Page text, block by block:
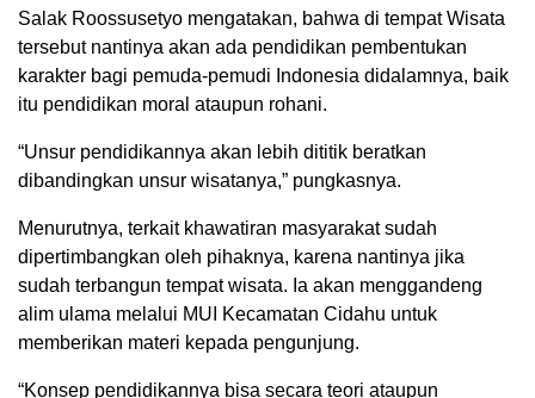
Salak Roossusetyo mengatakan, bahwa di tempat Wisata
tersebut nantinya akan ada pendidikan pembentukan
karakter bagi pemuda-pemudi Indonesia didalamnya, baik
itu pendidikan moral ataupun rohani.
“Unsur pendidikannya akan lebih dititik beratkan
dibandingkan unsur wisatanya,” pungkasnya.
Menurutnya, terkait khawatiran masyarakat sudah
dipertimbangkan oleh pihaknya, karena nantinya jika
sudah terbangun tempat wisata. Ia akan menggandeng
alim ulama melalui MUI Kecamatan Cidahu untuk
memberikan materi kepada pengunjung.
“Konsep pendidikannya bisa secara teori ataupun